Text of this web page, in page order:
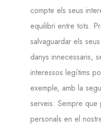
compte els seus
equilibri entre tots.
salvaguardar els
danys innecessaris,
interessos legítims
exemple, amb la
serveis. Sempre
personals en el